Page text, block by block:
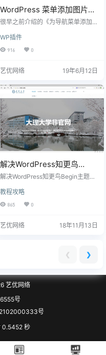
WordPress 菜单添加图片插
件：Menu Image
很早之前介绍的《为导航菜单添加
一个可以在导航菜单文字前添加图
片的插件：Menu Image，安装插件
的图片用于鼠标 Over/ out，如图：
过远没有字体图标显示效果好，各
取所需吧。 注：网盘下载添加了汉
化文件，官网下载没有中文语言
包。
WP插件
916 0
艺优网络 19年6月12日
解决WordPress知更鸟
Begin主题一级菜单超9个转
解决WordPress知更鸟Begin主题一
示，主菜单自动转行，导致菜单栏
过高不够美观。 解决后如图2所示，
题根目录style.css文件，用notepad
教程攻略
865 0
艺优网络 18年11月13日
❮ ❯
艺优网络
号
号
0.5452 秒